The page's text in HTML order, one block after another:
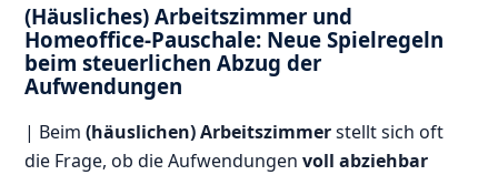
(Häusliches) Arbeitszimmer und
Homeoffice-Pauschale: Neue Spielregeln
beim steuerlichen Abzug der
Aufwendungen
| Beim(häuslichen) Arbeitszimmerstellt sich oft
die Frage, ob die Aufwendungenvoll abziehbar